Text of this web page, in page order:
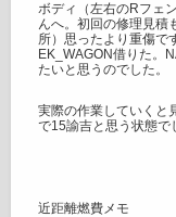
ボディ（左右のRフェ
んへ。初回の修理見
所）思ったより重傷で
EK_WAGON借りた。
たいと思うのでした。
実際の作業していくと
で15諭吉と思う状態で
近距離燃費メモ